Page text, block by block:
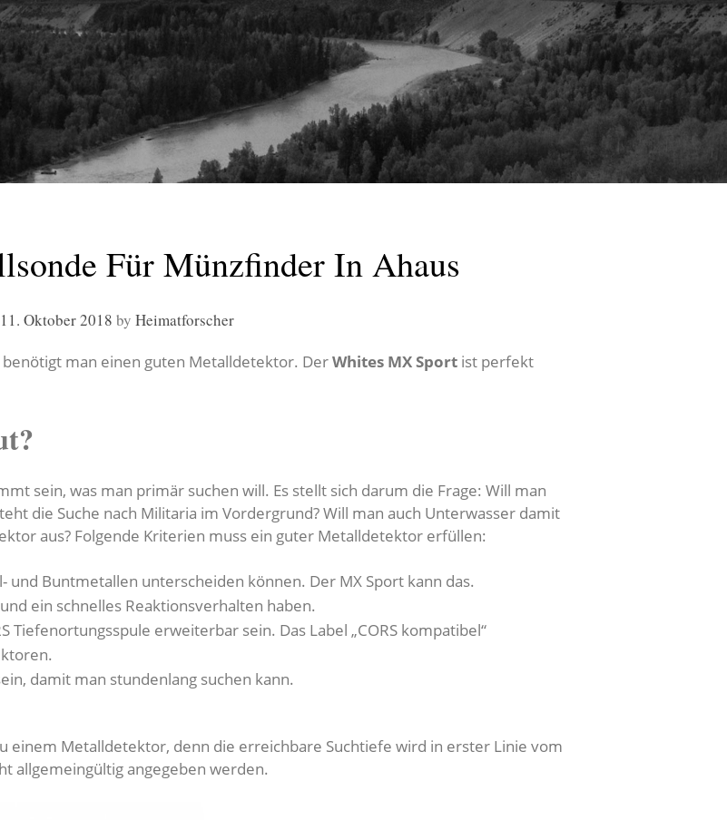
Für Münzfinder In Ahaus
11. Oktober 2018 by Heimatforscher
benötigt man einen guten Metalldetektor. DerWhites MX Sport ist perfekt
sein, was man primär suchen will. Es stellt sich darum die Frage: Will man
die Suche nach Militaria im Vordergrund? Will man auch Unterwasser damit
aus? Folgende Kriterien muss ein guter Metalldetektor erfüllen:
und Buntmetallen unterscheiden können. Der MX Sport kann das.
ein schnelles Reaktionsverhalten haben.
erweiterbar sein. Das Label „CORS kompatibel“
damit man stundenlang suchen kann.
einem Metalldetektor, denn die erreichbare Suchtiefe wird in erster Linie vom
allgemeingültig angegeben werden.